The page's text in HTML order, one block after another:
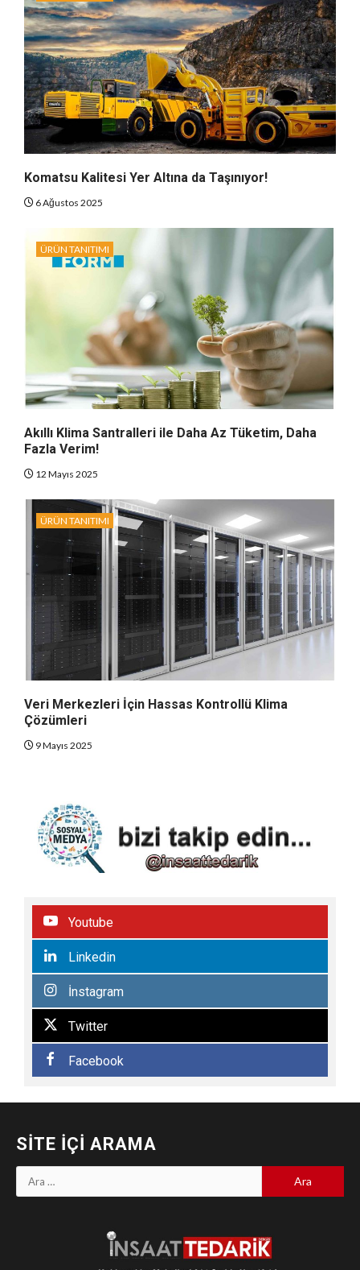
Komatsu Kalitesi Yer Altına da Taşınıyor!
6 Ağustos 2025
ÜRÜN TANITIMI
Akıllı Klima Santralleri ile Daha Az Tüketim, Daha
Fazla Verim!
12 Mayıs 2025
ÜRÜN TANITIMI
Veri Merkezleri İçin Hassas Kontrollü Klima
Çözümleri
9 Mayıs 2025
Youtube
Linkedin
İnstagram
Twitter
Facebook
SITE İÇI ARAMA
Arama: